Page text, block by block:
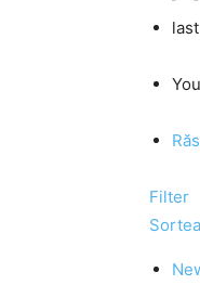
Filter